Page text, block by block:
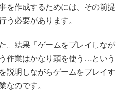
を作成するためには、その前提
う必要があります。
。結果「ゲームをプレイしなが
作業はかなり頭を使う…という
説明しながらゲームをプレイす
なのです。